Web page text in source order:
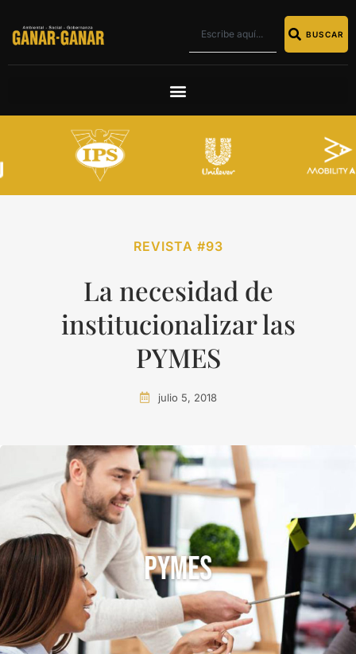
BUSCAR
REVISTA #93
La necesidad de
institucionalizar las
PYMES
julio 5, 2018